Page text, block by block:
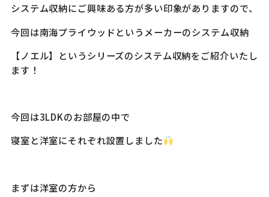
システム収納にご興味ある方が多い印象がありますので、
今回は南海プライウッドというメーカーのシステム収納
【ノエル】というシリーズのシステム収納をご紹介いたし
ます！
今回は3LDKのお部屋の中で
寝室と洋室にそれぞれ設置しました
まずは洋室の方から